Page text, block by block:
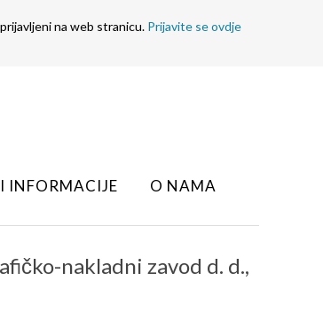
na web stranicu. Prijavite se ovdje
INFORMACIJE
O NAMA
nakladni zavod d. d.,